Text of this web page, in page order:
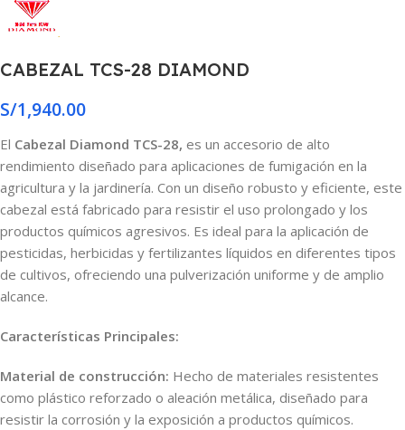
CABEZAL TCS-28 DIAMOND
S/1,940.00
El Cabezal Diamond TCS-28, es un accesorio de alto
rendimiento diseñado para aplicaciones de fumigación en la
agricultura y la jardinería. Con un diseño robusto y eficiente, este
cabezal está fabricado para resistir el uso prolongado y los
productos químicos agresivos. Es ideal para la aplicación de
pesticidas, herbicidas y fertilizantes líquidos en diferentes tipos
de cultivos, ofreciendo una pulverización uniforme y de amplio
alcance.
Características Principales:
Material de construcción: Hecho de materiales resistentes
como plástico reforzado o aleación metálica, diseñado para
resistir la corrosión y la exposición a productos químicos.